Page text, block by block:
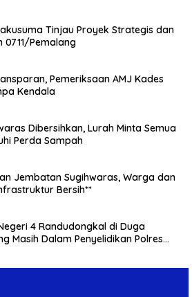
Tinjau Proyek Strategis dan
0711/Pemalang
Pemeriksaan AMJ Kades
Kendala
Dibersihkan, Lurah Minta Semua
Perda Sampah
Jembatan Sugihwaras, Warga dan
Bersih**
4 Randudongkal di Duga
Masih Dalam Penyelidikan Polres